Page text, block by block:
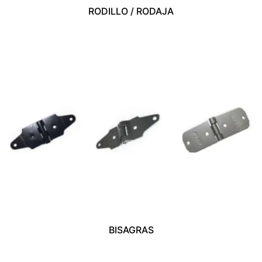
RODILLO / RODAJA
BISAGRAS